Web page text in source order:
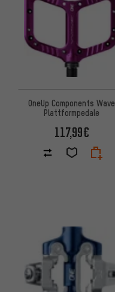
OneUp Components Wave
Plattformpedale
117,99€